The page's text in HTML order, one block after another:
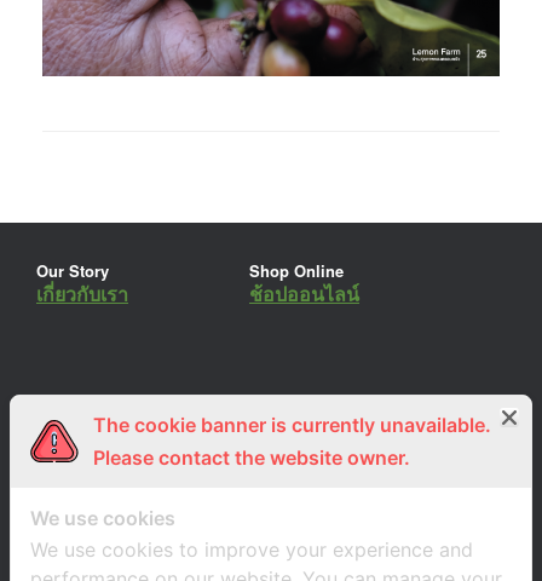
Our Story
เกี่ยวกับเรา
Shop Online
ช้อปออนไลน์
ร่วมงานกับเรา
สมัครงาน
Lemon Farm Cafe
ร้านอาหารอินทรีย์
The cookie banner is currently unavailable.
Please contact the website owner.
We use cookies
We use cookies to improve your experience and